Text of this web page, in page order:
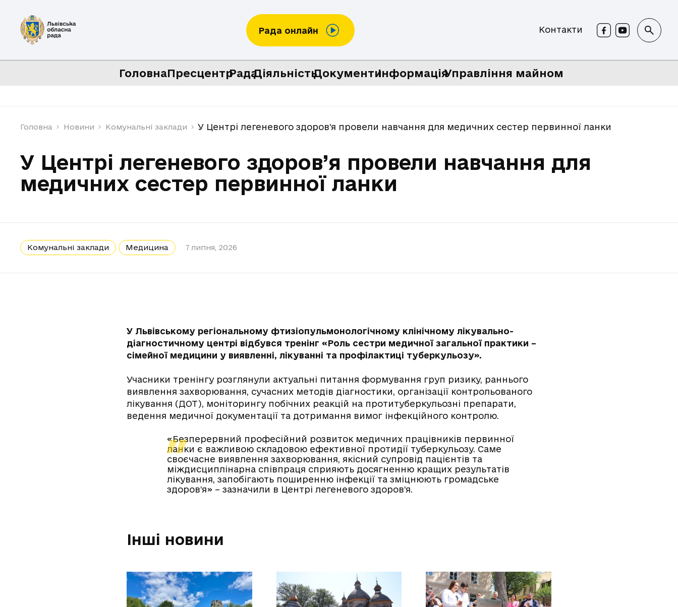
Рада онлайн Контакти
ГоловнаПресцентрРадаДіяльністьДокументиІнформаціяУправління майном
Головна Новини Комунальні заклади У Центрі легеневого здоров’я провели навчання для медичних сестер первинної ланки
У Центрі легеневого здоров’я провели навчання для
медичних сестер первинної ланки
Комунальні заклади Медицина 7 липня, 2026
У Львівському регіональному фтизіопульмонологічному клінічному лікувально-
діагностичному центрі відбувся тренінг «Роль сестри медичної загальної практики –
сімейної медицини у виявленні, лікуванні та профілактиці туберкульозу».
Учасники тренінгу розглянули актуальні питання формування груп ризику, раннього
виявлення захворювання, сучасних методів діагностики, організації контрольованого
лікування (ДОТ), моніторингу побічних реакцій на протитуберкульозні препарати,
ведення медичної документації та дотримання вимог інфекційного контролю.
«Безперервний професійний розвиток медичних працівників первинної
ланки є важливою складовою ефективної протидії туберкульозу. Саме
своєчасне виявлення захворювання, якісний супровід пацієнтів та
міждисциплінарна співпраця сприяють досягненню кращих результатів
лікування, запобігають поширенню інфекції та зміцнюють громадське
здоров’я» – зазначили в Центрі легеневого здоров’я.
Інші новини